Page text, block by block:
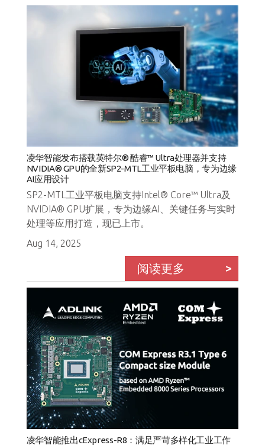
凌华智能发布搭载英特尔® 酷睿™ Ultra处理器并支持
NVIDIA® GPU的全新SP2-MTL工业平板电脑，专为边缘
AI应用设计
SP2-MTL工业平板电脑支持Intel® Core™ Ultra及
NVIDIA® GPU扩展，专为边缘AI、关键任务与实时
处理等应用打造，现已上市。
Aug 14, 2025
阅读更多
凌华智能推出cExpress-R8：满足严苛多样化工业工作